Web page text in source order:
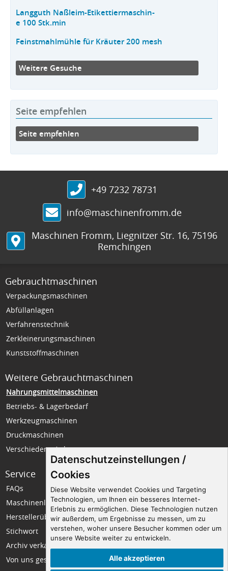
Datenschutzeinstellungen /
Cookies
Diese Website verwendet Cookies und Targeting
Technologien, um Ihnen ein besseres Internet-
Erlebnis zu ermöglichen. Diese Technologien nutzen
wir außerdem, um Ergebnisse zu messen, um zu
verstehen, woher unsere Besucher kommen oder um
unsere Website weiter zu entwickeln.
Alle akzeptieren
Langguth Naßleim-Etikettiermaschin-
e 100 Stk.min
Feinstmahlmühle für Kräuter 200 mesh
Weitere Gesuche
Seite empfehlen
Seite empfehlen
+49 7232 78731
info@maschinenfromm.de
Maschinen Fromm, Liegnitzer Str. 16, 75196
Remchingen
Gebrauchtmaschinen
Verpackungsmaschinen
Abfüllanlagen
Verfahrenstechnik
Zerkleinerungsmaschinen
Kunststoffmaschinen
Weitere Gebrauchtmaschinen
Nahrungsmittelmaschinen
Betriebs- & Lagerbedarf
Werkzeugmaschinen
Druckmaschinen
Verschiedene Anlagen
Service
FAQs
Maschinenlexikon
Herstellerübersicht
Stichwort
Archiv verkaufter Maschinen
Von uns gesuchte Maschinen
Wir über uns
Impressum
Datenschutz
Seitenempfehlung